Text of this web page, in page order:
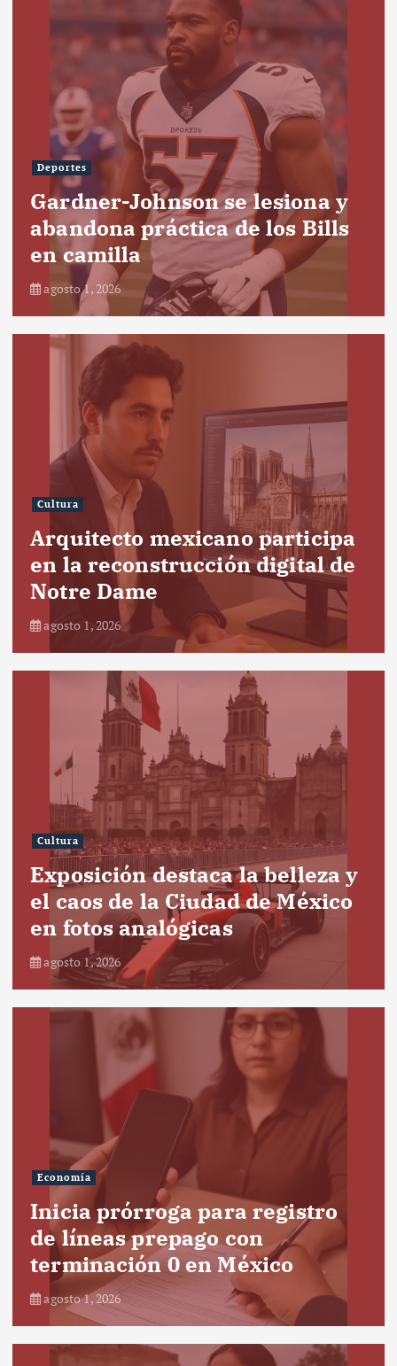
Deportes
Gardner-Johnson se lesiona y
abandona práctica de los Bills
en camilla
agosto 1, 2026
Cultura
Arquitecto mexicano participa
en la reconstrucción digital de
Notre Dame
agosto 1, 2026
Cultura
Exposición destaca la belleza y
el caos de la Ciudad de México
en fotos analógicas
agosto 1, 2026
Economía
Inicia prórroga para registro
de líneas prepago con
terminación 0 en México
agosto 1, 2026